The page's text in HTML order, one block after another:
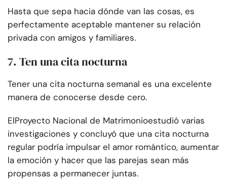
Hasta que sepa hacia dónde van las cosas, es
perfectamente aceptable mantener su relación
privada con amigos y familiares.
7. Ten una cita nocturna
Tener una cita nocturna semanal es una excelente
manera de conocerse desde cero.
ElProyecto Nacional de Matrimonioestudió varias
investigaciones y concluyó que una cita nocturna
regular podría impulsar el amor romántico, aumentar
la emoción y hacer que las parejas sean más
propensas a permanecer juntas.